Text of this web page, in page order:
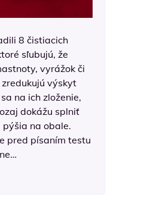
8 čistiacich
sľubujú, že
vyrážok či
výskyt
na ich zloženie,
dokážu splniť
pýšia na obale.
pred písaním testu